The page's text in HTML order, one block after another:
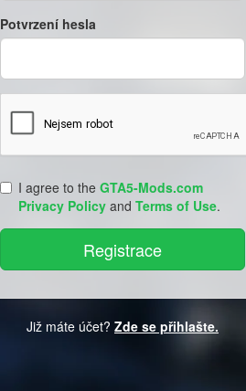
Potvrzení hesla
I agree to the GTA5-Mods.com
Privacy Policy and Terms of Use.
Již máte účet? Zde se přihlašte.